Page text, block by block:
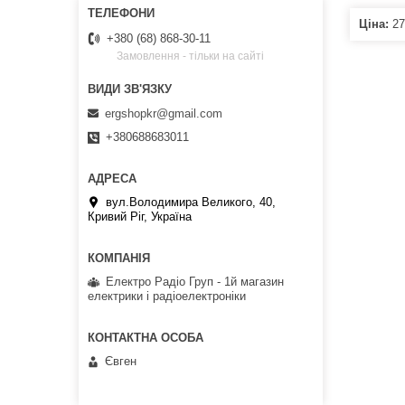
Ціна:
+380 (68) 868-30-11
Замовлення - тільки на сайті
ergshopkr@gmail.com
+380688683011
вул.Володимира Великого, 40,
Кривий Ріг, Україна
Електро Радіо Груп - 1й магазин
електрики і радіоелектроніки
Євген